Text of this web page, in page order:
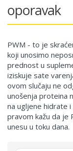
oporavak
PWM - to je
koji unosimo
prednost u
iziskuje sate
ovom slučaju ne
unošenja proteina
na ugljene hidrate
pravom kažu da je
unesu u toku dana.